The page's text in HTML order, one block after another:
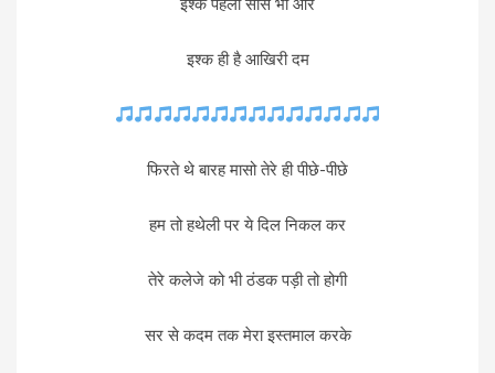
इश्क ही है आखिरी दम
फिरते थे बारह मासो तेरे ही पीछे-पीछे
हम तो हथेली पर ये दिल निकल कर
तेरे कलेजे को भी ठंडक पड़ी तो होगी
सर से कदम तक मेरा इस्तमाल करके